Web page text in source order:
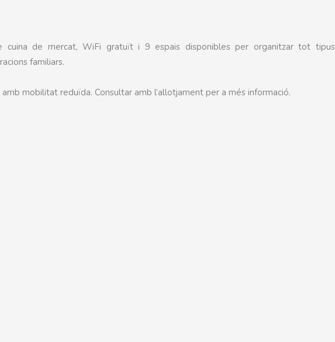
cuina de mercat, WiFi gratuït i 9 espais disponibles per organitzar tot tipus
familiars.
mobilitat reduïda. Consultar amb l’allotjament per a més informació.